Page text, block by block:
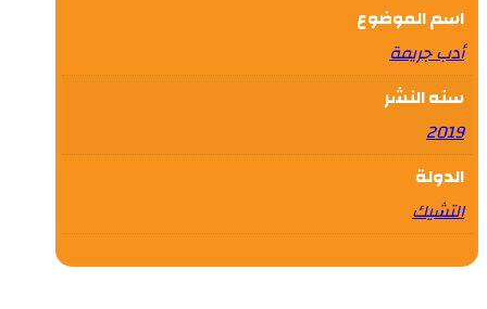
اسم الموضوع
أدب جريمة
سنه النشر
2019
الدولة
التشيك